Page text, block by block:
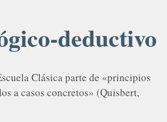
deductivo
Clásica parte de «principios
a casos concretos» (Quisbert,